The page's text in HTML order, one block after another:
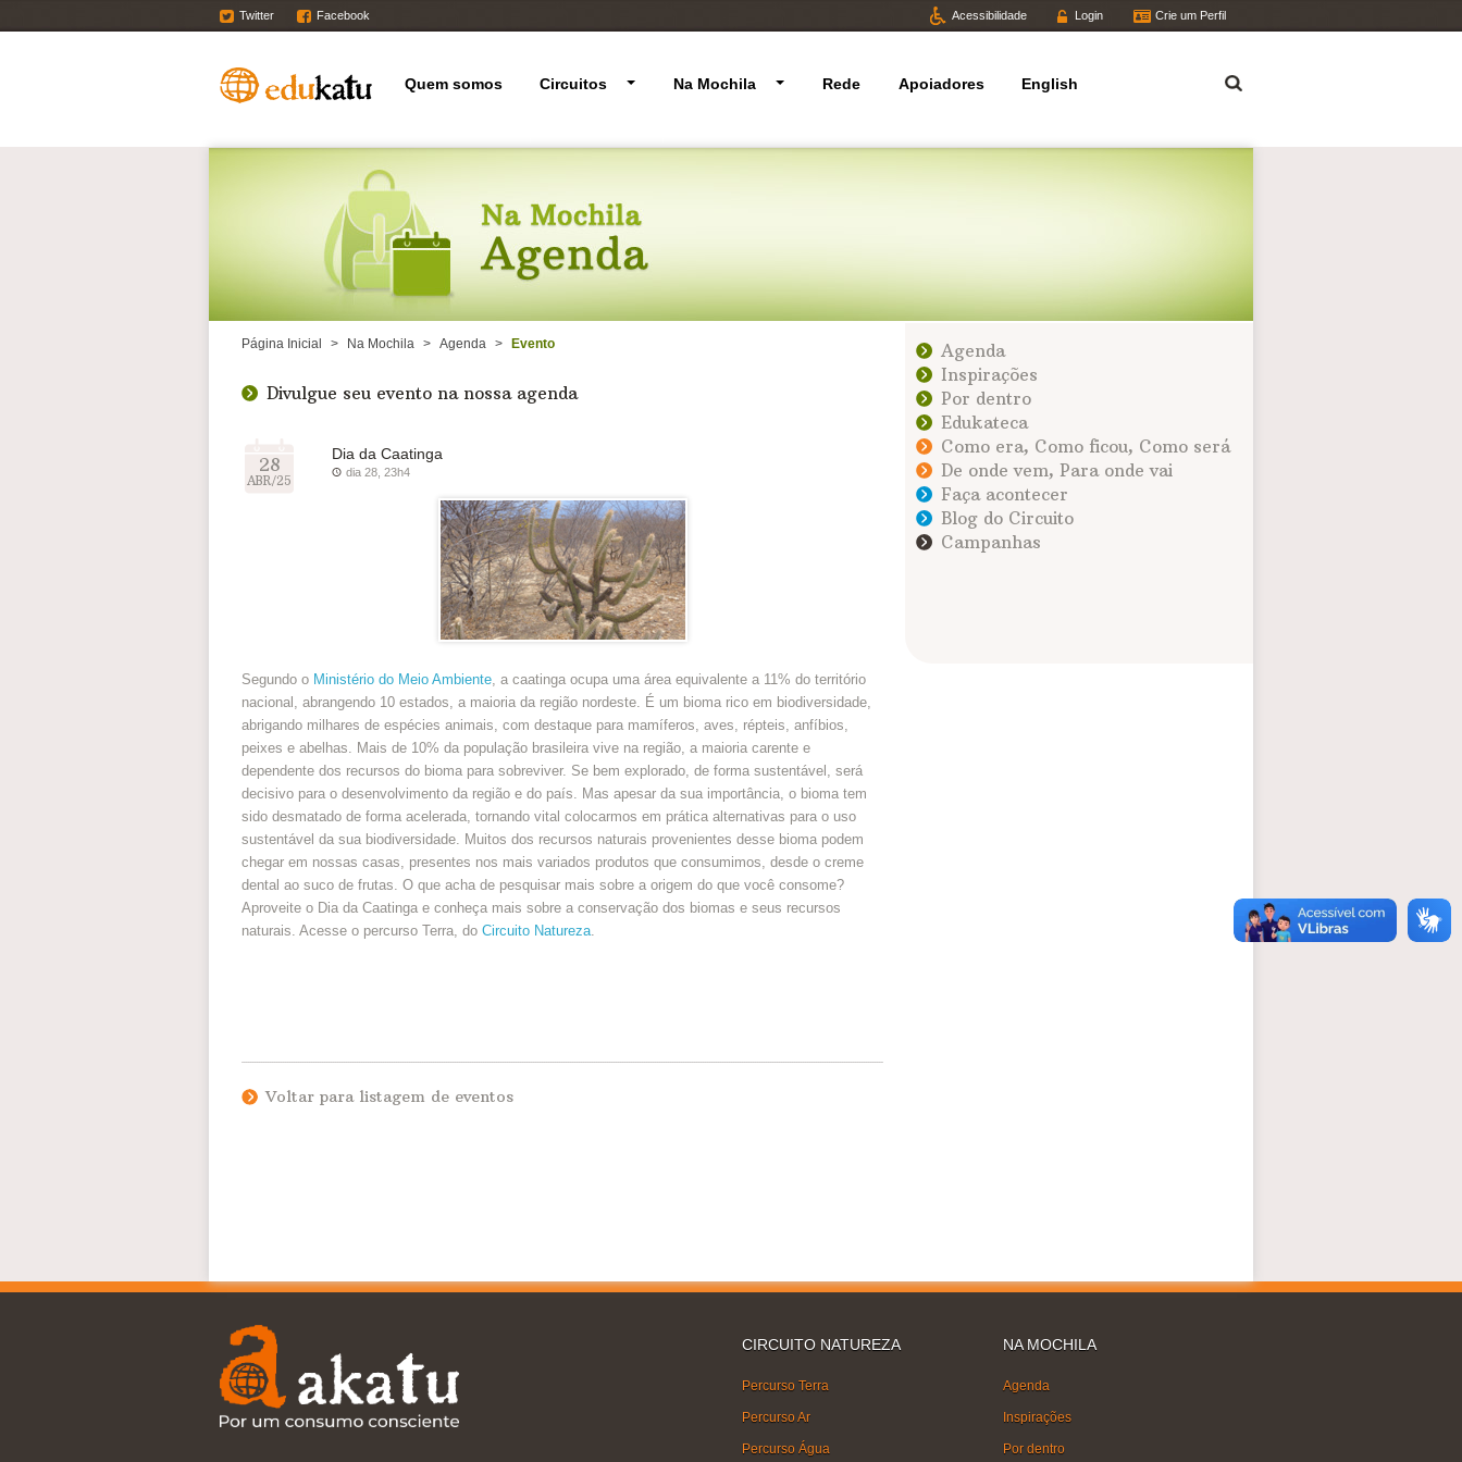
Twitter Facebook Acessibilidade Login Crie um Perfil
Quem somos Circuitos Na Mochila Rede Apoiadores English Termo
Página Inicial > Na Mochila > Agenda > Evento
Divulgue seu evento na nossa agenda
28
ABR/25
Dia da Caatinga
dia 28, 23h4
Segundo o Ministério do Meio Ambiente, a caatinga ocupa uma área equivalente a 11% do território
nacional, abrangendo 10 estados, a maioria da região nordeste. É um bioma rico em biodiversidade,
abrigando milhares de espécies animais, com destaque para mamíferos, aves, répteis, anfíbios,
peixes e abelhas. Mais de 10% da população brasileira vive na região, a maioria carente e
dependente dos recursos do bioma para sobreviver. Se bem explorado, de forma sustentável, será
decisivo para o desenvolvimento da região e do país. Mas apesar da sua importância, o bioma tem
sido desmatado de forma acelerada, tornando vital colocarmos em prática alternativas para o uso
sustentável da sua biodiversidade. Muitos dos recursos naturais provenientes desse bioma podem
chegar em nossas casas, presentes nos mais variados produtos que consumimos, desde o creme
dental ao suco de frutas. O que acha de pesquisar mais sobre a origem do que você consome?
Aproveite o Dia da Caatinga e conheça mais sobre a conservação dos biomas e seus recursos
naturais. Acesse o percurso Terra, do Circuito Natureza.
Voltar para listagem de eventos
Agenda
Inspirações
Por dentro
Edukateca
Como era, Como ficou, Como será
De onde vem, Para onde vai
Faça acontecer
Blog do Circuito
Campanhas
CIRCUITO NATUREZA
Percurso Terra
Percurso Ar
Percurso Água
NA MOCHILA
Agenda
Inspirações
Por dentro